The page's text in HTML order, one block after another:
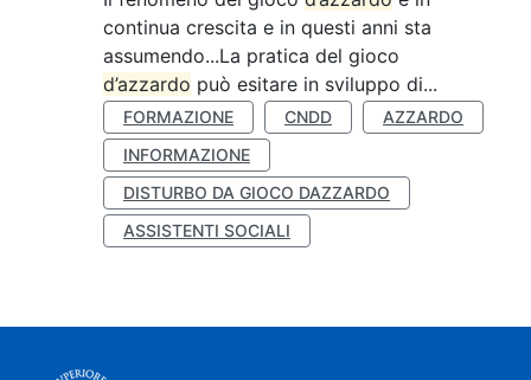
continua crescita e in questi anni sta
assumendo...La pratica del gioco
d’azzardo può esitare in sviluppo di...
FORMAZIONE CNDD
AZZARDO
INFORMAZIONE
DISTURBO DA GIOCO DAZZARDO
ASSISTENTI SOCIALI